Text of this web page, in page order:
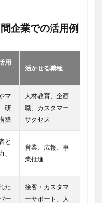
企業での活用例
用
活かせる職種
マ
研
築
人材教育、企画
職、カスタマー
サクセス
と
、
営業、広報、事
業推進
た
ー
接客・カスタマ
ーサポート、人